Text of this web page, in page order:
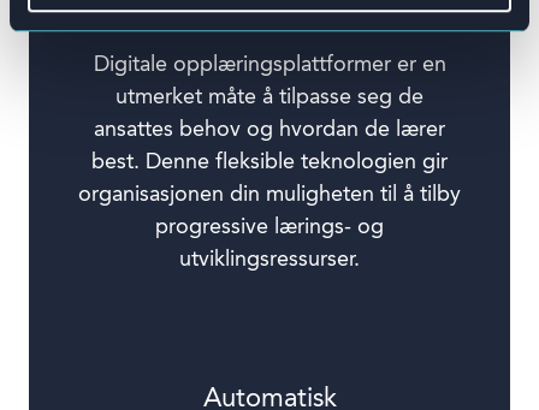
Progressivt
Digitale opplæringsplattformer er en
utmerket måte å tilpasse seg de
ansattes behov og hvordan de lærer
best. Denne fleksible teknologien gir
organisasjonen din muligheten til å tilby
progressive lærings- og
utviklingsressurser.
Automatisk